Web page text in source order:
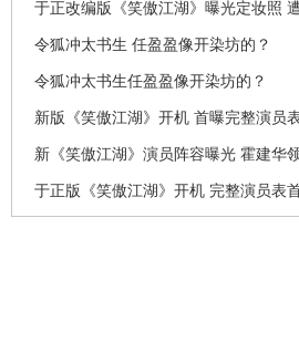
于正改编版《笑傲江湖》曝光定妆照
令狐冲太书生 任盈盈像开染坊的？
令狐冲太书生任盈盈像开染坊的？
新版《笑傲江湖》开机 首曝完整演员
新《笑傲江湖》演员阵容曝光 霍建华
于正版《笑傲江湖》开机 完整演员表